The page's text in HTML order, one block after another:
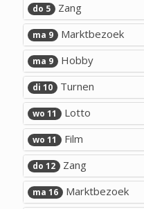
do 5 Zang
ma 9 Marktbezoek
ma 9 Hobby
di 10 Turnen
wo 11 Lotto
wo 11 Film
do 12 Zang
ma 16 Marktbezoek